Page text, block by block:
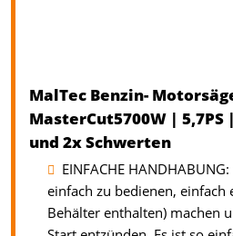
MalTec Benzin-
MasterCut5700W | 5,7PS
und 2x Schwerten
EINFACHE
einfach zu bedienen, einfach
Behälter enthalten) machen